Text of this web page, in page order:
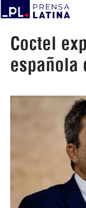
Coctel
española